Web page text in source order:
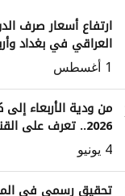
ارتفاع أسعار صرف
العراقي في بغداد
المحافظات
1 أغسطس
من ودية الأربعاء
2026.. تعرف على
لمباريات العراق
4 يونيو
تحقيق رسمي في